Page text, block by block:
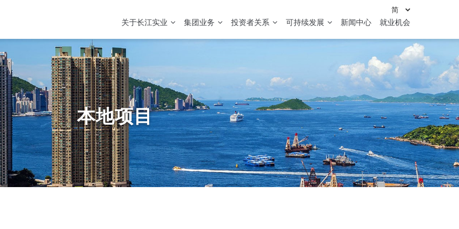
关于长江实业 集团业务 投资者关系 可持续发展 新闻中心 就业机会
本地项目